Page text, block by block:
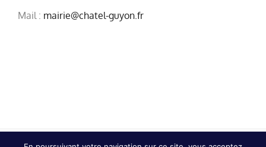
Mail : mairie@chatel-guyon.fr